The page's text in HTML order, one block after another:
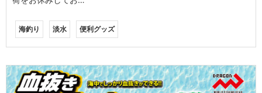
海釣り 淡水 便利グッズ